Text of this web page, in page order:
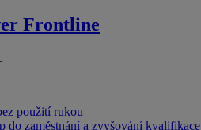
Frontline
použití rukou
do zaměstnání a zvyšování kvalifikace